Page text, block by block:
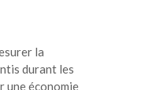
la
durant les
une économie